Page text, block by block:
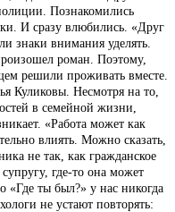
Познакомились
И сразу влюбились. «Друг
знаки внимания уделять.
роман. Поэтому,
решили проживать вместе.
Куликовы. Несмотря на то,
в семейной жизни,
«Работа может как
влиять. Можно сказать,
не так, как гражданское
где-то она может
«Где ты был?» у нас никогда
не устают повторять: